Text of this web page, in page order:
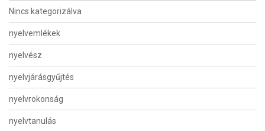
Nincs kategorizálva
nyelvemlékek
nyelvész
nyelvjárásgyűjtés
nyelvrokonság
nyelvtanulás